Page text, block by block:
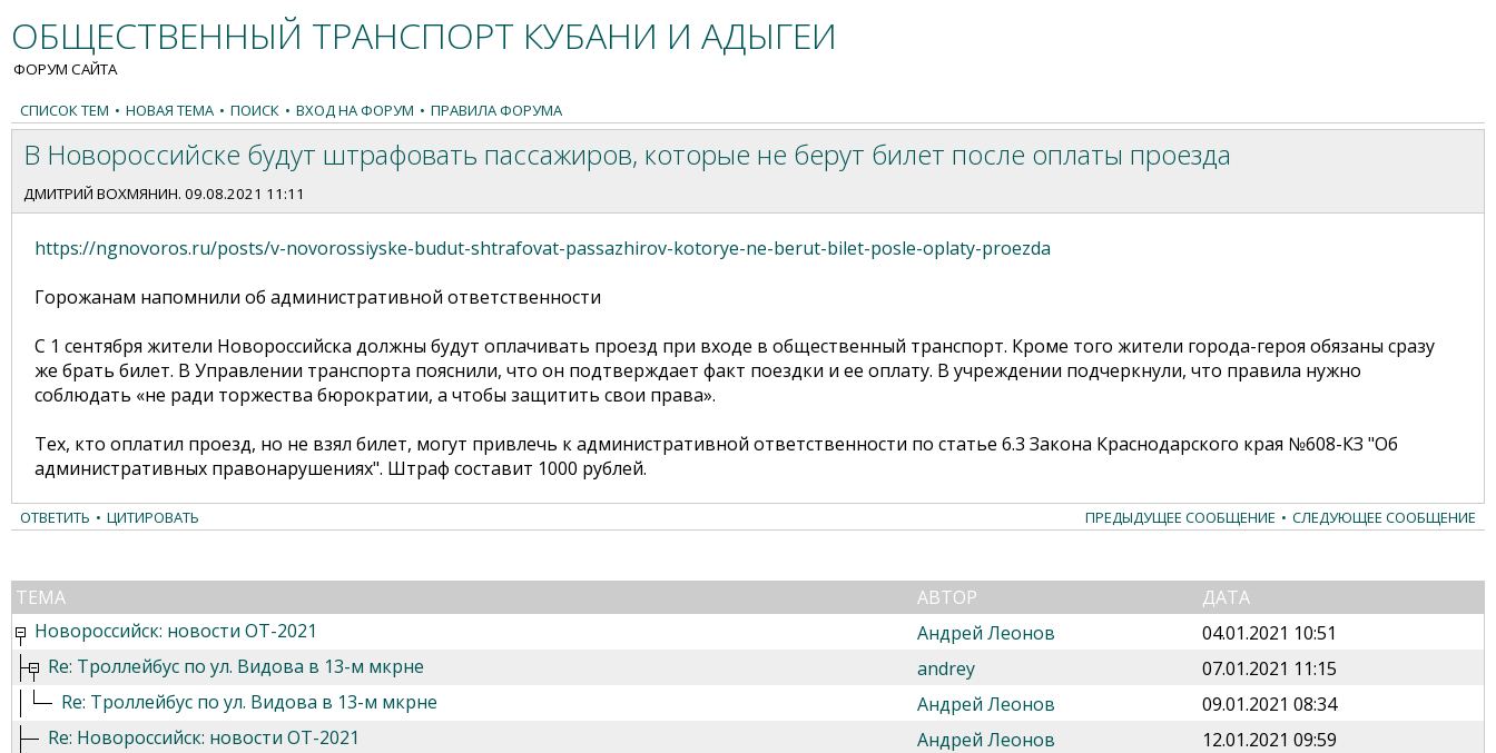
ОБЩЕСТВЕННЫЙ ТРАНСПОРТ КУБАНИ И АДЫГЕИ
ФОРУМ САЙТА
СПИСОК ТЕМ • НОВАЯ ТЕМА • ПОИСК • ВХОД НА ФОРУМ • ПРАВИЛА ФОРУМА
В Новороссийске будут штрафовать пассажиров, которые не берут билет после оплаты проезда
ДМИТРИЙ ВОХМЯНИН. 09.08.2021 11:11
https://ngnovoros.ru/posts/v-novorossiyske-budut-shtrafovat-passazhirov-kotorye-ne-berut-bilet-posle-oplaty-proezda
Горожанам напомнили об административной ответственности
С 1 сентября жители Новороссийска должны будут оплачивать проезд при входе в общественный транспорт. Кроме того жители города-героя обязаны сразу
же брать билет. В Управлении транспорта пояснили, что он подтверждает факт поездки и ее оплату. В учреждении подчеркнули, что правила нужно
соблюдать «не ради торжества бюрократии, а чтобы защитить свои права».
Тех, кто оплатил проезд, но не взял билет, могут привлечь к административной ответственности по статье 6.3 Закона Краснодарского края №608-КЗ "Об
административных правонарушениях". Штраф составит 1000 рублей.
ПРЕДЫДУЩЕЕ СООБЩЕНИЕ • СЛЕДУЮЩЕЕ СООБЩЕНИЕ
ОТВЕТИТЬ • ЦИТИРОВАТЬ
ТЕМА АВТОР
ДАТА
Новороссийск: новости ОТ-2021
Андрей Леонов
04.01.2021 10:51
Re: Троллейбус по ул. Видова в 13-м мкрне
andrey
07.01.2021 11:15
Re: Троллейбус по ул. Видова в 13-м мкрне
Андрей Леонов
09.01.2021 08:34
Re: Новороссийск: новости ОТ-2021
Андрей Леонов
12.01.2021 09:59